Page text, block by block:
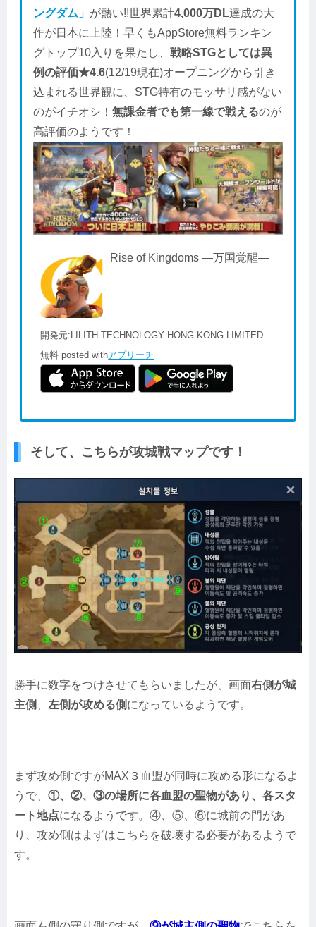
ングダム」 が熱い!!世界累計4,000万DL達成の大
作が日本に上陸！早くもAppStore無料ランキン
グトップ10入りを果たし、戦略STGとしては異
例の評価★4.6(12/19現在)オープニングから引き
込まれる世界観に、STG特有のモッサリ感がない
のがイチオシ！無課金者でも第一線で戦えるのが
高評価のようです！
Rise of Kingdoms ―万国覚醒―
開発元:LILITH TECHNOLOGY HONG KONG LIMITED
無料 posted withアプリーチ
そして、こちらが攻城戦マップです！
勝手に数字をつけさせてもらいましたが、画面右側が城
主側
左側が攻める側 になっているようです。
まず攻め側ですがMAX３血盟が同時に攻める形になるよ
うで、 ①、②、③の場所に各血盟の聖物があり、各スタ
ート地点になるようです。④、⑤、⑥に城前の門があ
り、攻め側はまずはこちらを破壊する必要があるようで
す。